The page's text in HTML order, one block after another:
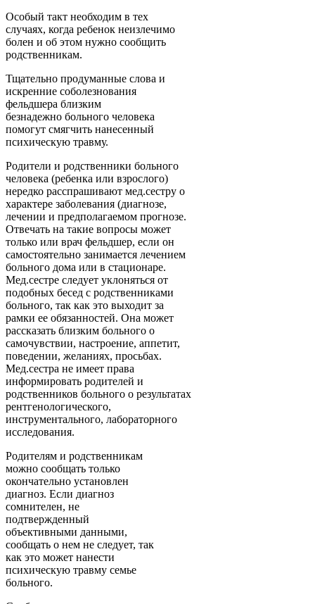
Особый такт необходим в тех
случаях, когда ребенок неизлечимо
болен и об этом нужно сообщить
родственникам.
Тщательно продуманные слова и
искренние соболезнования
фельдшера близким
безнадежно больного человека
помогут смягчить нанесенный
психическую травму.
Родители и родственники больного
человека (ребенка или взрослого)
нередко расспрашивают мед.сестру о
характере заболевания (диагнозе,
лечении и предполагаемом прогнозе.
Отвечать на такие вопросы может
только или врач фельдшер, если он
самостоятельно занимается лечением
больного дома или в стационаре.
Мед.сестре следует уклоняться от
подобных бесед с родственниками
больного, так как это выходит за
рамки ее обязанностей. Она может
рассказать близким больного о
самочувствии, настроение, аппетит,
поведении, желаниях, просьбах.
Мед.сестра не имеет права
информировать родителей и
родственников больного о результатах
рентгенологического,
инструментального, лабораторного
исследования.
Родителям и родственникам
можно сообщать только
окончательно установлен
диагноз. Если диагноз
сомнителен, не
подтвержденный
объективными данными,
сообщать о нем не следует, так
как это может нанести
психическую травму семье
больного.